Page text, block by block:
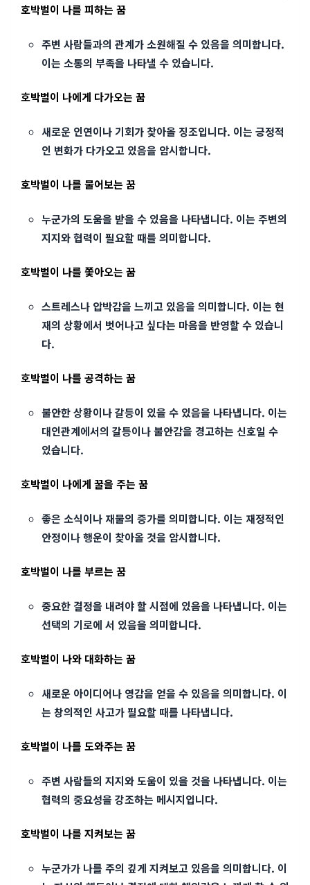
호박벌이 나를 피하는 꿈
주변 사람들과의 관계가 소원해질 수 있음을 의미합니다.
이는 소통의 부족을 나타낼 수 있습니다.
호박벌이 나에게 다가오는 꿈
새로운 인연이나 기회가 찾아올 징조입니다. 이는 긍정적
인 변화가 다가오고 있음을 암시합니다.
호박벌이 나를 물어보는 꿈
누군가의 도움을 받을 수 있음을 나타냅니다. 이는 주변의
지지와 협력이 필요할 때를 의미합니다.
호박벌이 나를 쫓아오는 꿈
스트레스나 압박감을 느끼고 있음을 의미합니다. 이는 현
재의 상황에서 벗어나고 싶다는 마음을 반영할 수 있습니
다.
호박벌이 나를 공격하는 꿈
불안한 상황이나 갈등이 있을 수 있음을 나타냅니다. 이는
대인관계에서의 갈등이나 불안감을 경고하는 신호일 수
있습니다.
호박벌이 나에게 꿀을 주는 꿈
좋은 소식이나 재물의 증가를 의미합니다. 이는 재정적인
안정이나 행운이 찾아올 것을 암시합니다.
호박벌이 나를 부르는 꿈
중요한 결정을 내려야 할 시점에 있음을 나타냅니다. 이는
선택의 기로에 서 있음을 의미합니다.
호박벌이 나와 대화하는 꿈
새로운 아이디어나 영감을 얻을 수 있음을 의미합니다. 이
는 창의적인 사고가 필요할 때를 나타냅니다.
호박벌이 나를 도와주는 꿈
주변 사람들의 지지와 도움이 있을 것을 나타냅니다. 이는
협력의 중요성을 강조하는 메시지입니다.
호박벌이 나를 지켜보는 꿈
누군가가 나를 주의 깊게 지켜보고 있음을 의미합니다. 이